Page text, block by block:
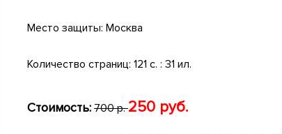
Место защиты: Москва
Количество страниц: 121 с. : 31 ил.
Стоимость: 700 р.250 руб.